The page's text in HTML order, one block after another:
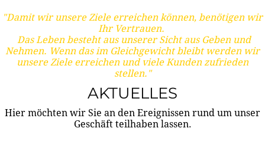
"Damit wir unsere Ziele erreichen können, benötigen wir
Ihr Vertrauen.
Das Leben besteht aus unserer Sicht aus Geben und
Nehmen. Wenn das im Gleichgewicht bleibt werden wir
unsere Ziele erreichen und viele Kunden zufrieden
stellen."
AKTUELLES
Hier möchten wir Sie an den Ereignissen rund um unser
Geschäft teilhaben lassen.